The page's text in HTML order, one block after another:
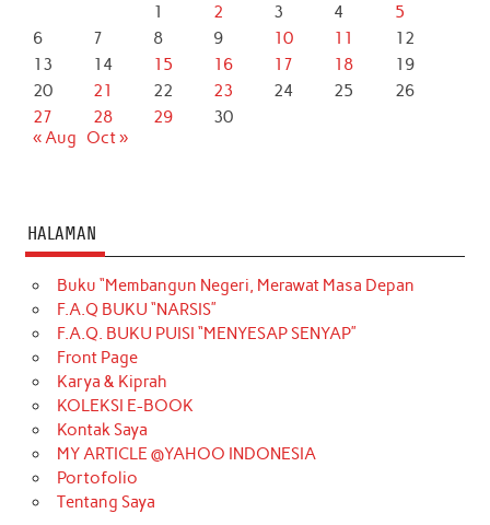
1 2 3 4
5
6
7 8 9 10 11
12
13
14 15 16 17 18
19
20
21 22 23 24 25
26
27
28 29
30
« Aug
Oct »
HALAMAN
Buku “Membangun Negeri, Merawat Masa Depan
F.A.Q BUKU “NARSIS”
F.A.Q. BUKU PUISI “MENYESAP SENYAP”
Front Page
Karya & Kiprah
KOLEKSI E-BOOK
Kontak Saya
MY ARTICLE @YAHOO INDONESIA
Portofolio
Tentang Saya